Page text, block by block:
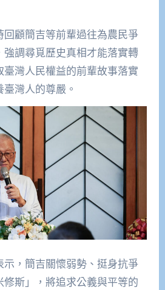
回顧簡吉等前輩過往為農民爭
調尋覓歷史真相才能落實轉
臺灣人民權益的前輩故事落實
灣人的尊嚴。
示，簡吉關懷弱勢、挺身抗爭
斯」，將追求公義與平等的